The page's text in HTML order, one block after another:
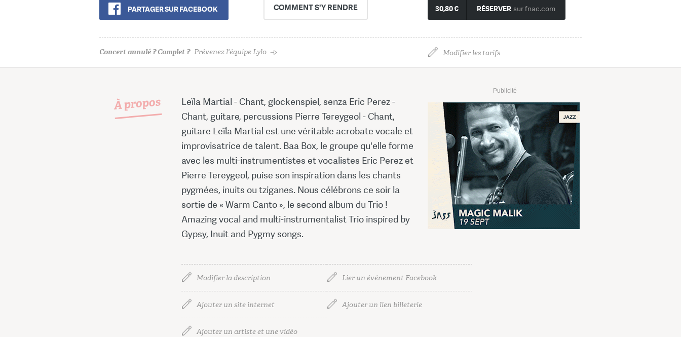
PARTAGER SUR FACEBOOK COMMENTS'Y RENDRE 30,80 € RÉSERVER sur fnac.com
Concert annulé ? Complet ? Prévenez l'équipe Lylo Modifier les tarifs
À propos
Publicité
Leïla Martial - Chant, glockenspiel, senza Eric Perez -
Chant, guitare, percussions Pierre Tereygeol - Chant,
guitare Leïla Martial est une véritable acrobate vocale et
improvisatrice de talent. Baa Box, le groupe qu'elle forme
avec les multi-instrumentistes et vocalistes Eric Perez et
Pierre Tereygeol, puise son inspiration dans les chants
pygmées, inuits ou tziganes. Nous célébrons ce soir la
sortie de « Warm Canto », le second album du Trio !
Amazing vocal and multi-instrumentalist Trio inspired by
Gypsy, Inuit and Pygmy songs.
Modifier la description Lier un événement Facebook
Ajouter un site internet Ajouter un lien billeterie
Ajouter un artiste et une vidéo